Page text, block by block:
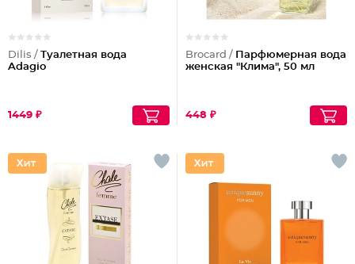
Dilis / Туалетная вода
Adagio
1449 ₽
Brocard / Парфюмерная вода
женская "Клима", 50 мл
448 ₽